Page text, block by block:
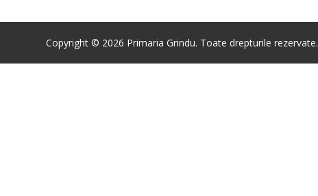
Copyright © 2026 Primaria Grindu. Toate drepturile rezervate.